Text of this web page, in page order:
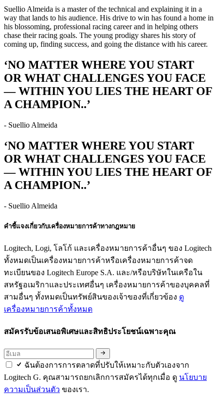
Suellio Almeida is a master of the technical and explaining it in a
way that lands to his audience. His drive to win has found a home in
his blossoming, professional racing career and in helping others
chase their racing goals. The young prodigy shares his story of
coming up, finding success, and going the distance with his career.
‘NO MATTER WHERE YOU START
OR WHAT CHALLENGES YOU FACE
— WITHIN YOU LIES THE HEART OF
A CHAMPION..’
- Suellio Almeida
‘NO MATTER WHERE YOU START
OR WHAT CHALLENGES YOU FACE
— WITHIN YOU LIES THE HEART OF
A CHAMPION..’
- Suellio Almeida
คำชี้แจงเกี่ยวกับเครื่องหมายการค้าทางกฎหมาย
Logitech, Logi, โลโก้ และเครื่องหมายการค้าอื่นๆ ของ Logitech
ทั้งหมดเป็นเครื่องหมายการค้าหรือเครื่องหมายการค้าจด
ทะเบียนของ Logitech Europe S.A. และ/หรือบริษัทในเครือใน
สหรัฐอเมริกาและประเทศอื่นๆ เครื่องหมายการค้าของบุคคลที่
สามอื่นๆ ทั้งหมดเป็นทรัพย์สินของเจ้าของที่เกี่ยวข้อง ดู
เครื่องหมายการค้าทั้งหมด
สมัครรับข้อเสนอพิเศษและสิทธิประโยชน์เฉพาะคุณ
ฉันต้องการการตลาดที่ปรับให้เหมาะกับตัวเองจาก
Logitech G. คุณสามารถยกเลิกการสมัครได้ทุกเมื่อ ดู นโยบาย
ความเป็นส่วนตัว ของเรา.